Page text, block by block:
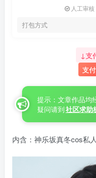
人工审核
打包方式
↓支
支
提示：文章作品均
疑问请到社区求助
内含：神乐坂真冬cos私